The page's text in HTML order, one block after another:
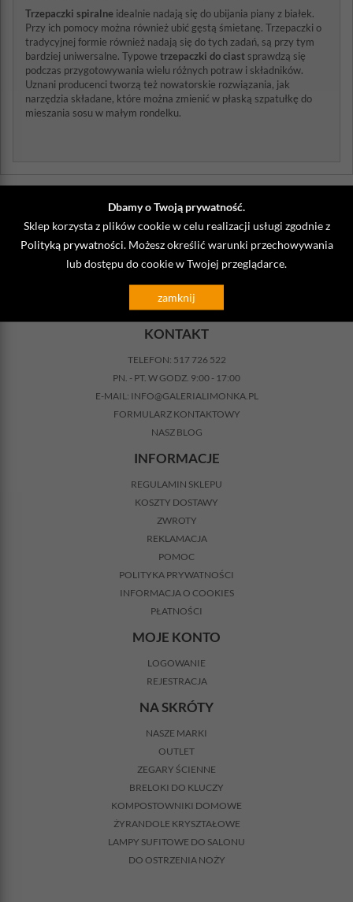
Dbamy o Twoją prywatność.
Sklep korzysta z plików cookie w celu realizacji usługi zgodnie z
Polityką prywatności. Możesz określić warunki przechowywania
lub dostępu do cookie w Twojej przeglądarce.
zamknij
Trzepaczki spiralne idealnie nadają się do ubijania piany z białek.
Przy ich pomocy można również ubić gęstą śmietanę. Trzepaczki o
tradycyjnej formie również nadają się do tych zadań, są przy tym
bardziej uniwersalne. Typowe trzepaczki do ciast sprawdzą się
podczas przygotowywania wielu różnych potraw i składników.
Uznani producenci tworzą też nowatorskie rozwiązania, jak
narzędzia składane, które można zmienić w płaską szpatułkę do
mieszania sosu w małym rondelku.
NEWSLETTER
DODAJ
KONTAKT
TELEFON: 517 726 522
PN. - PT. W GODZ. 9:00 - 17:00
E-MAIL: INFO@GALERIALIMONKA.PL
FORMULARZ KONTAKTOWY
NASZ BLOG
INFORMACJE
REGULAMIN SKLEPU
KOSZTY DOSTAWY
ZWROTY
REKLAMACJA
POMOC
POLITYKA PRYWATNOŚCI
INFORMACJA O COOKIES
PŁATNOŚCI
MOJE KONTO
LOGOWANIE
REJESTRACJA
NA SKRÓTY
NASZE MARKI
OUTLET
ZEGARY ŚCIENNE
BRELOKI DO KLUCZY
KOMPOSTOWNIKI DOMOWE
ŻYRANDOLE KRYSZTAŁOWE
LAMPY SUFITOWE DO SALONU
DO OSTRZENIA NOŻY